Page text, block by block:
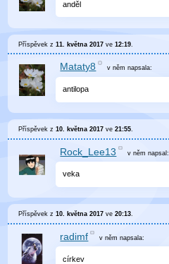
anděl
Příspěvek z11. května 2017 ve12:19
Mataty8 v němnapsala:
antilopa
Příspěvek z10. května 2017 ve21:55
Rock_Lee13 v němnapsal:
veka
Příspěvek z10. května 2017 ve20:13.
radimf v němnapsala:
církev